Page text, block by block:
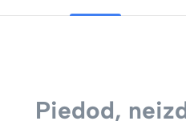
Piedod,